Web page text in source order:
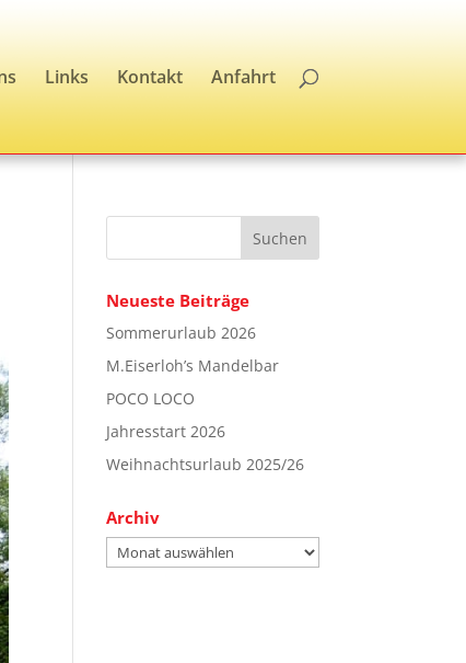
Links Kontakt Anfahrt
Neueste Beiträge
Sommerurlaub 2026
M.Eiserloh’s Mandelbar
POCO LOCO
Jahresstart 2026
Weihnachtsurlaub 2025/26
Archiv
Archiv